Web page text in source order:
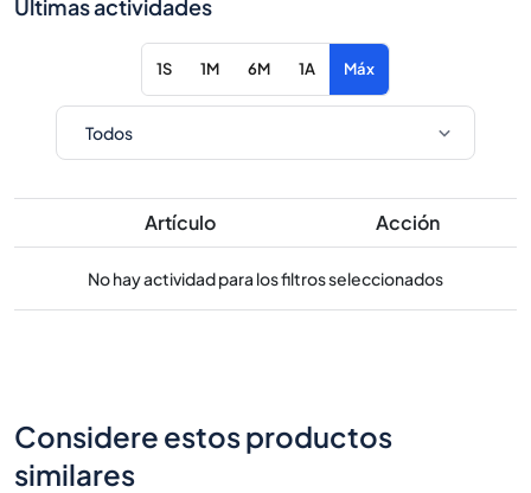
Últimas actividades
1S 1M 6M 1A Máx
Artículo Acción
No hay actividad para los filtros seleccionados
Considere estos productos
similares